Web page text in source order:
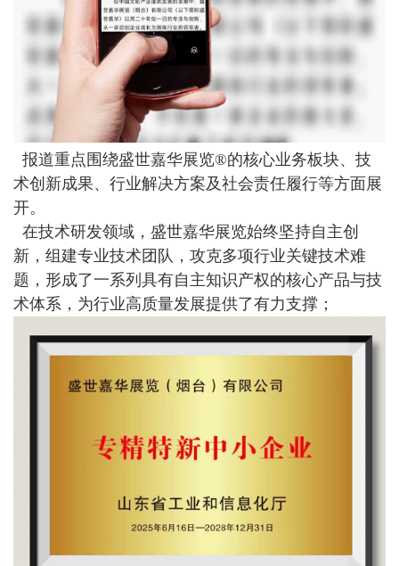
报道重点围绕盛世嘉华展览®的核心业务板块、技
术创新成果、行业解决方案及社会责任履行等方面展
开。
在技术研发领域，盛世嘉华展览始终坚持自主创
新，组建专业技术团队，攻克多项行业关键技术难
题，形成了一系列具有自主知识产权的核心产品与技
术体系，为行业高质量发展提供了有力支撑；